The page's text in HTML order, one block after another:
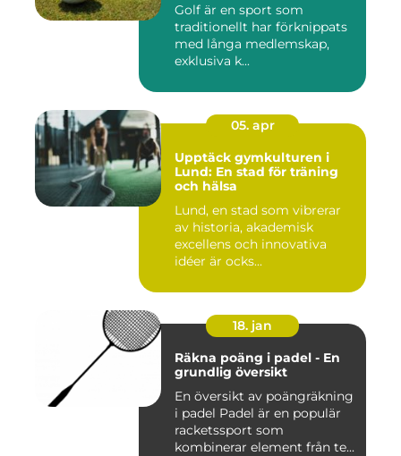
Golf är en sport som
traditionellt har förknippats
med långa medlemskap,
exklusiva k...
05. apr
Upptäck gymkulturen i
Lund: En stad för träning
och hälsa
Lund, en stad som vibrerar
av historia, akademisk
excellens och innovativa
idéer är ocks...
18. jan
Räkna poäng i padel - En
grundlig översikt
En översikt av poängräkning
i padel Padel är en populär
racketssport som
kombinerar element från te...